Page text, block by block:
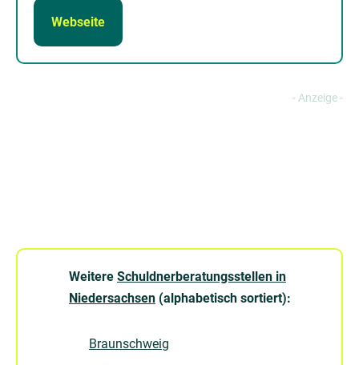
Webseite
Weitere Schuldnerberatungsstellen in
Niedersachsen (alphabetisch sortiert):
Braunschweig